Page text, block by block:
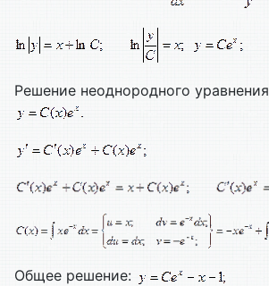
Решение неоднородного
Общее решение: